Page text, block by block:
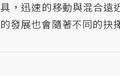
，迅速的移動與混合
發展也會隨著不同的抉